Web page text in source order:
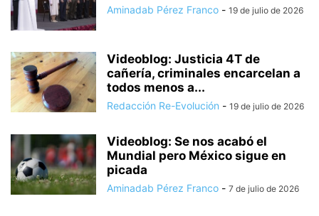
Aminadab Pérez Franco - 19 de julio de 2026
Videoblog: Justicia 4T de
cañería, criminales encarcelan a
todos menos a...
Redacción Re-Evolución - 19 de julio de 2026
Videoblog: Se nos acabó el
Mundial pero México sigue en
picada
Aminadab Pérez Franco - 7 de julio de 2026